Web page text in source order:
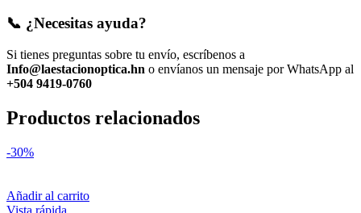
📞 ¿Necesitas ayuda?
Si tienes preguntas sobre tu envío, escríbenos a
Info@laestacionoptica.hn o envíanos un mensaje por WhatsApp al
+504 9419-0760
Productos relacionados
-30%
Añadir al carrito
Vista rápida